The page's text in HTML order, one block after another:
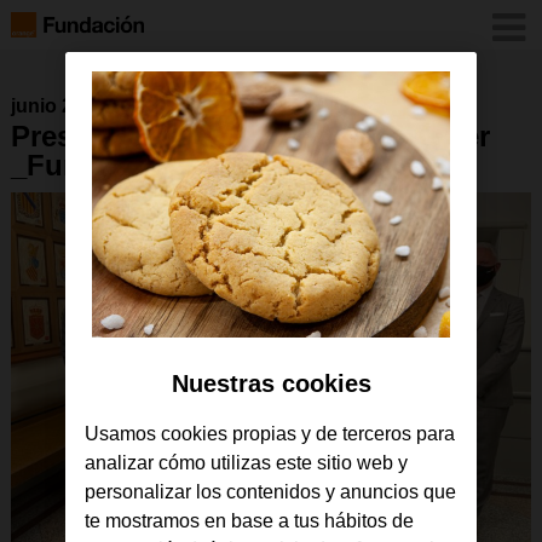
junio 2021
Presentación_OrangeDigitalCenter
_FundaciónOrange (27)
Nuestras cookies
Usamos cookies propias y de terceros para
analizar cómo utilizas este sitio web y
personalizar los contenidos y anuncios que
te mostramos en base a tus hábitos de